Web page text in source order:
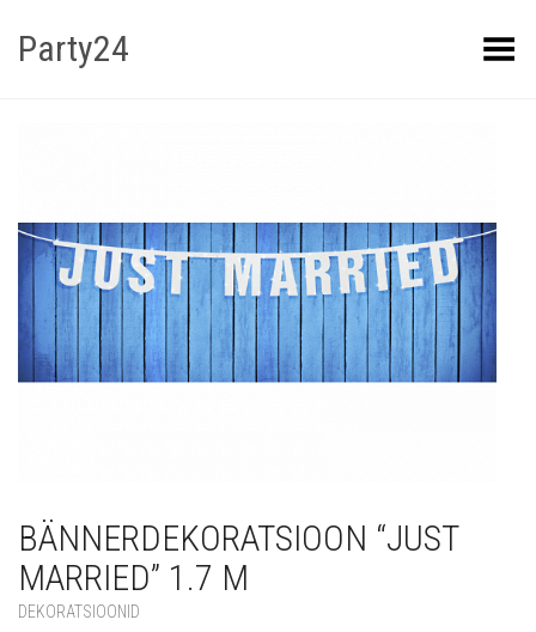
Party24 Kuva menüü
BÄNNERDEKORATSIOON “JUST
MARRIED” 1.7 M
DEKORATSIOONID